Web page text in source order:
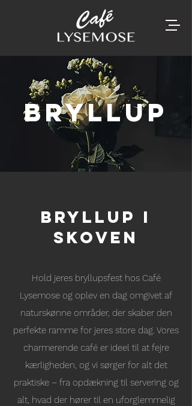
BRyllup
Bryllup i
skoven
Hold jeres bryllupsfest hos Café
Lysemose og oplev en dag omgivet af
naturskønne områder, der skaber den
perfekte ramme for jeres store dag. Vores
charmerende café er ideel til at fejre
kærligheden, og vi sørger for alt det
praktiske – fra opdækning til servering og
alt, hvad der hører til en uforglemmelig